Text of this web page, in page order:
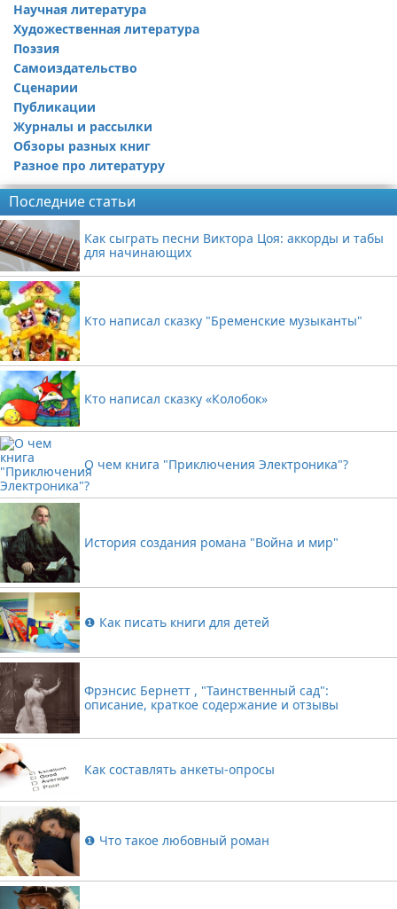
Научная литература
Художественная литература
Поэзия
Самоиздательство
Сценарии
Публикации
Журналы и рассылки
Обзоры разных книг
Разное про литературу
Последние статьи
Как сыграть песни Виктора Цоя: аккорды и табы
для начинающих
Кто написал сказку "Бременские музыканты"
Кто написал сказку «Колобок»
О чем книга "Приключения Электроника"?
История создания романа "Война и мир"
❶ Как писать книги для детей
Фрэнсис Бернетт , "Таинственный сад":
описание, краткое содержание и отзывы
Как составлять анкеты-опросы
❶ Что такое любовный роман